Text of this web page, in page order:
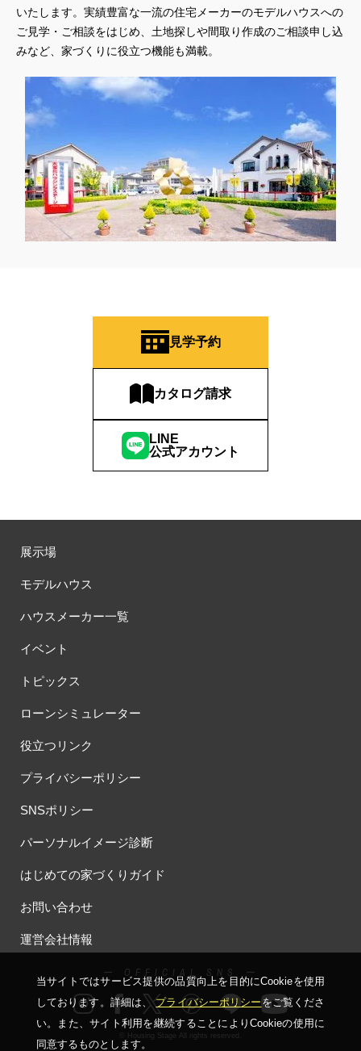
いたします。実績豊富な一流の住宅メーカーのモデルハウスへの
ご見学・ご相談をはじめ、土地探しや間取り作成のご相談申し込
みなど、家づくりに役立つ機能も満載。
見学予約
カタログ請求
LINE
公式アカウント
展示場
モデルハウス
ハウスメーカー一覧
イベント
トピックス
ローンシミュレーター
役立つリンク
プライバシーポリシー
SNSポリシー
パーソナルイメージ診断
はじめての家づくりガイド
お問い合わせ
運営会社情報
ー OFFICIAL SNS ー
© Housing Stage All rights reserved.
当サイトではサービス提供の品質向上を⽬的にCookieを使⽤
しております。詳細は、プライバシーポリシーをご覧くださ
い。
また、サイト利⽤を継続することによりCookieの使⽤に
同意するものとします。